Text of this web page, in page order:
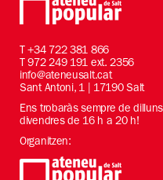
T+34 722 381 866
T 972 249 191 ext. 2356
info@ateneusalt.cat
Sant Antoni, 1 | 17190 Salt
Ens trobaràs sempre de
divendres de 16 h a 20 h!
Organitzen: